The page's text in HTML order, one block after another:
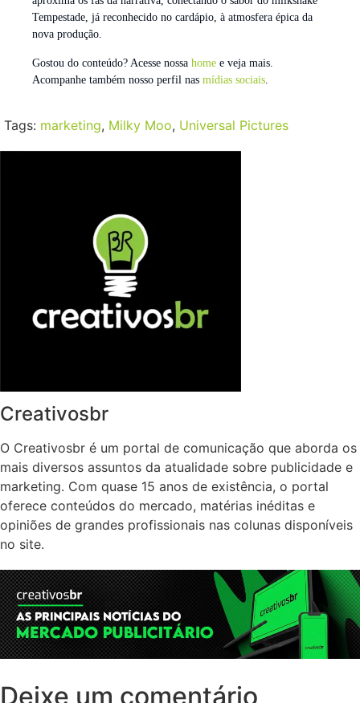
Tempestade, já reconhecido no cardápio, à atmosfera épica da
nova produção.
Gostou do conteúdo? Acesse nossa home e veja mais.
Acompanhe também nosso perfil nas mídias sociais
Tags: marketing, Milky Moo, Universal Pictures
Creativosbr
O Creativosbr é um portal de comunicação que aborda os
mais diversos assuntos da atualidade sobre publicidade e
marketing. Com quase 15 anos de existência, o portal
oferece conteúdos do mercado, matérias inéditas e
opiniões de grandes profissionais nas colunas disponíveis
no site.
Deixe um comentário